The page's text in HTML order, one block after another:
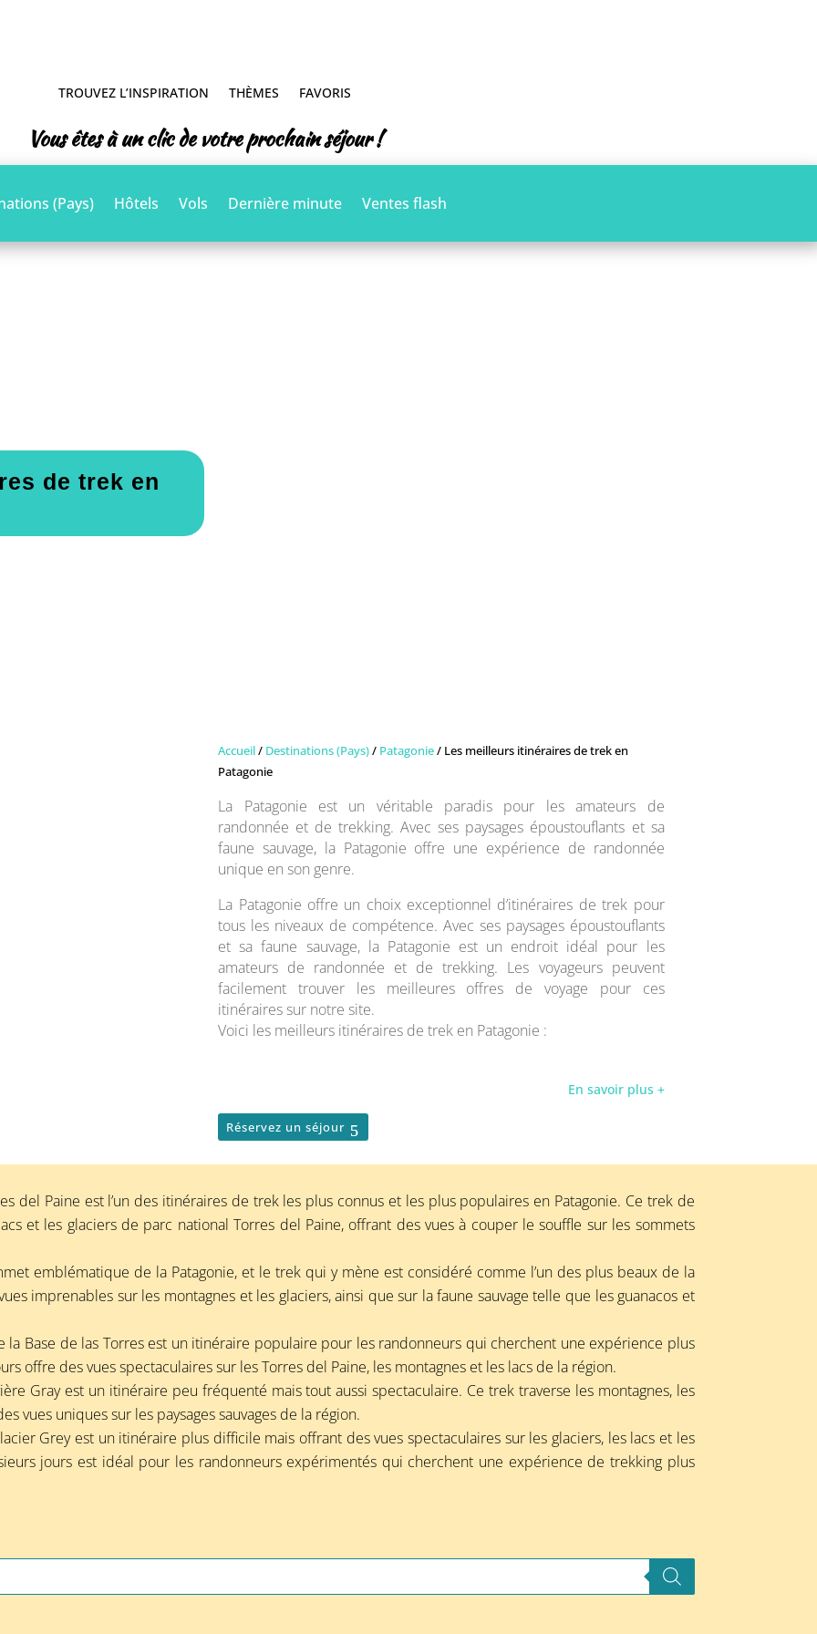
TROUVEZ L’INSPIRATION THÈMES FAVORIS
Vous êtes à un clic de votre prochain séjour !
(Pays) Hôtels Vols Dernière minute Ventes flash
de trek en
Accueil/ Destinations (Pays)/ Patagonie/ Les meilleurs itinéraires de trek en
Patagonie
La Patagonie est un véritable paradis pour les amateurs de
randonnée et de trekking. Avec ses paysages époustouflants et sa
faune sauvage, la Patagonie offre une expérience de randonnée
unique en son genre.
La Patagonie offre un choix exceptionnel d’itinéraires de trek pour
tous les niveaux de compétence. Avec ses paysages époustouflants
et sa faune sauvage, la Patagonie est un endroit idéal pour les
amateurs de randonnée et de trekking. Les voyageurs peuvent
facilement trouver les meilleures offres de voyage pour ces
itinéraires sur notre site.
Voici les meilleurs itinéraires de trek en Patagonie :
En savoir plus +
Réservez un séjour
del Paine est l’un des itinéraires de trek les plus connus et les plus populaires en Patagonie. Ce trek de
et les glaciers de parc national Torres del Paine, offrant des vues à couper le souffle sur les sommets
emblématique de la Patagonie, et le trek qui y mène est considéré comme l’un des plus beaux de la
imprenables sur les montagnes et les glaciers, ainsi que sur la faune sauvage telle que les guanacos et
la Base de las Torres est un itinéraire populaire pour les randonneurs qui cherchent une expérience plus
offre des vues spectaculaires sur les Torres del Paine, les montagnes et les lacs de la région.
Gray est un itinéraire peu fréquenté mais tout aussi spectaculaire. Ce trek traverse les montagnes, les
vues uniques sur les paysages sauvages de la région.
Grey est un itinéraire plus difficile mais offrant des vues spectaculaires sur les glaciers, les lacs et les
jours est idéal pour les randonneurs expérimentés qui cherchent une expérience de trekking plus